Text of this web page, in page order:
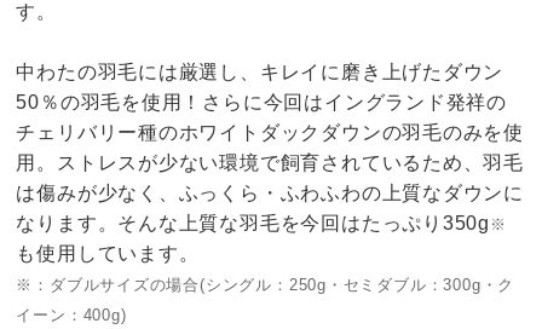
す。
中わたの羽毛には厳選し、キレイに磨き上げたダウン
50％の羽毛を使用！さらに今回はイングランド発祥の
チェリバリー種のホワイトダックダウンの羽毛のみを使
用。ストレスが少ない環境で飼育されているため、羽毛
は傷みが少なく、ふっくら・ふわふわの上質なダウンに
なります。そんな上質な羽毛を今回はたっぷり350g ※
も使用しています。
※：ダブルサイズの場合(シングル：250g・セミダブル：300g・ク
イーン：400g)